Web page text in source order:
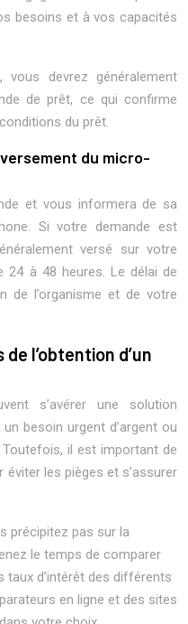
besoins et à vos capacités
devrez généralement
de prêt, ce qui confirme
du prêt.
du micro-
et vous informera de sa
Si votre demande est
versé sur votre
24 à 48 heures. Le délai de
de l’organisme et de votre
l’obtention d’un
s’avérer une solution
besoin urgent d’argent ou
il est important de
les pièges et s’assurer
précipitez pas sur la
le temps de comparer
taux d’intérêt des différents
en ligne et des sites